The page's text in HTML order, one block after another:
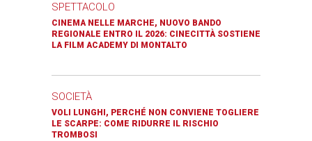
SPETTACOLO
CINEMA NELLE MARCHE, NUOVO BANDO
REGIONALE ENTRO IL 2026: CINECITTÀ SOSTIENE
LA FILM ACADEMY DI MONTALTO
SOCIETÀ
VOLI LUNGHI, PERCHÉ NON CONVIENE TOGLIERE
LE SCARPE: COME RIDURRE IL RISCHIO
TROMBOSI